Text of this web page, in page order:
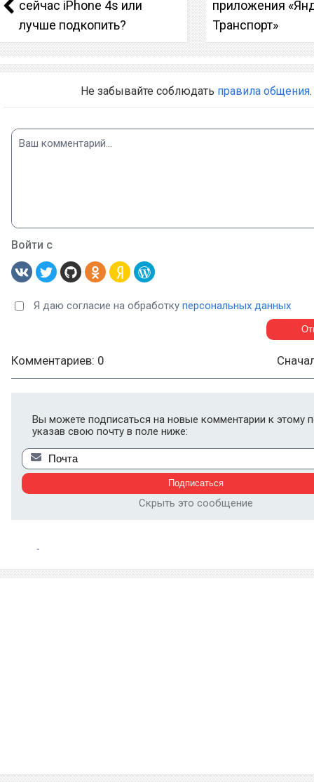
сейчас iPhone 4s или
лучше подкопить?
приложения
Транспорт»
Не забывайте соблюдать правила общения.
Войти с
Я даю согласие на обработку персональных данных
Комментариев: 0
Вы можете подписаться на новые комментарии к этому
указав свою почту в поле ниже:
Скрыть это сообщение